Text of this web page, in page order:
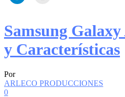
Samsung
y Características
Por
ARLECO PRODUCCIONES
0